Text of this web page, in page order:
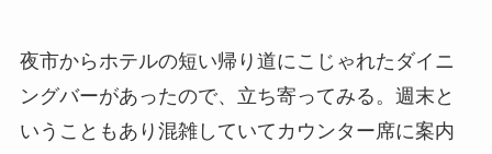
夜市からホテルの短い帰り道にこじゃれたダイニ
ングバーがあったので、立ち寄ってみる。週末と
いうこともあり混雑していてカウンター席に案内